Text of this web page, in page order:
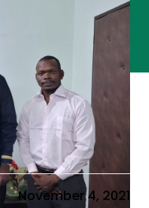
November 4, 2021